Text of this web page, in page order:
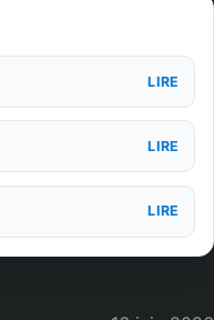
LIRE
LIRE
LIRE